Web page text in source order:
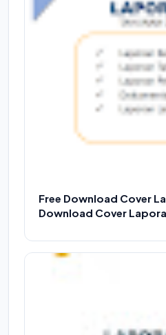
Free Download Cover
Download Cover